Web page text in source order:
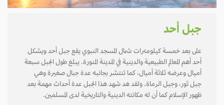
جبل أحد
على بعد خمسة كيلومترات شمال المسجد النبوي يقع جبل أحد ويشكل
أحد أهم المعالم الطبيعية والدينية في المدينة المنورة. يبلغ طول الجبل سبعة
أميال وعرضه ثلاثة أميال، كما تنتشر بجانبه عدة جبال صغيرة وهي
جبل ثور، وجبل الرماة. ولقد هد شهد هذا الجبل عدة أحداث مهمة بعد
ظهور الإسلام كما أن له مكانته الدينية والتاريخية لدى المسلمين.